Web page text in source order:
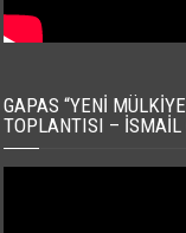
GAPAS “YENI
TOPLANTISI – İSMAIL